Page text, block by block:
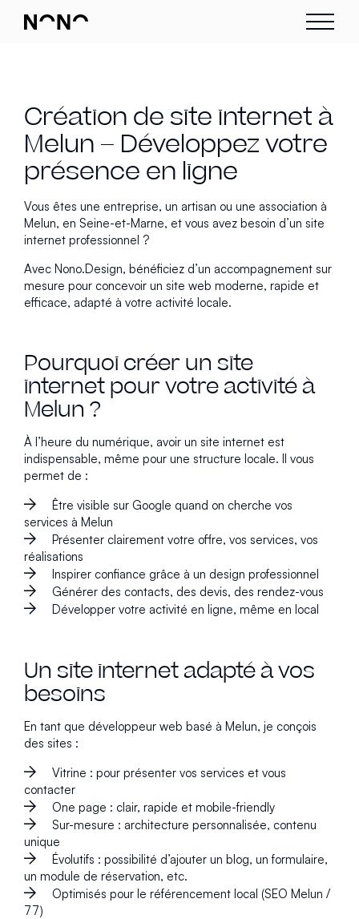
Création de site internet à
Melun – Développez votre
présence en ligne
Vous êtes une entreprise, un artisan ou une association à
Melun, en Seine-et-Marne, et vous avez besoin d’un site
internet professionnel ?
Avec Nono.Design, bénéficiez d’un accompagnement sur
mesure pour concevoir un site web moderne, rapide et
efficace, adapté à votre activité locale.
Pourquoi créer un site
internet pour votre activité à
Melun ?
À l’heure du numérique, avoir un site internet est
indispensable, même pour une structure locale. Il vous
permet de :
Être visible sur Google quand on cherche vos
services à Melun
Présenter clairement votre offre, vos services, vos
réalisations
Inspirer confiance grâce à un design professionnel
Générer des contacts, des devis, des rendez-vous
Développer votre activité en ligne, même en local
Un site internet adapté à vos
besoins
En tant que développeur web basé à Melun, je conçois
des sites :
Vitrine : pour présenter vos services et vous
contacter
One page : clair, rapide et mobile-friendly
Sur-mesure : architecture personnalisée, contenu
unique
Évolutifs : possibilité d’ajouter un blog, un formulaire,
un module de réservation, etc.
Optimisés pour le référencement local (SEO Melun /
77)